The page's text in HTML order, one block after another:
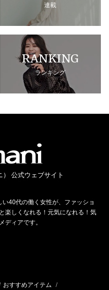
連載
RANKING
ランキング
） 公式ウェブサイト
40代の働く女性が、ファッショ
楽しくなれる！元気になれる！気
ディアです。
おすすめアイテム /